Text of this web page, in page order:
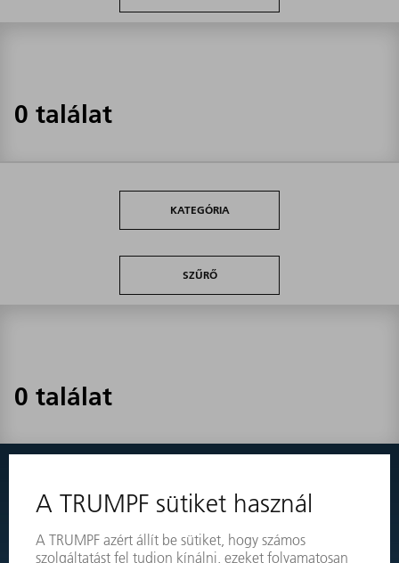
0 találat
KATEGÓRIA
SZŰRŐ
0 találat
Semmit nem talált?
Egyszerűen váltson át gépei robbantott nézetére, és rendelje
meg közvetlenül a szükséges alkatrészt.